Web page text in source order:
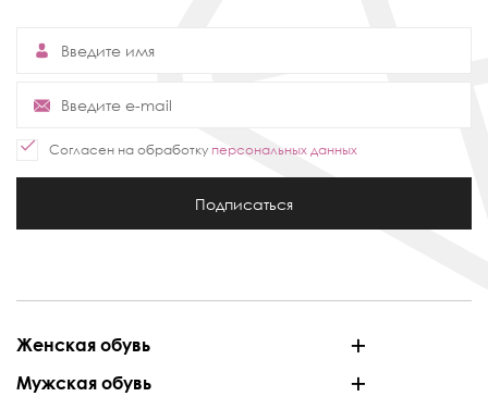
Согласен на обработку персональных данных
Подписаться
Женская обувь
Мужская обувь